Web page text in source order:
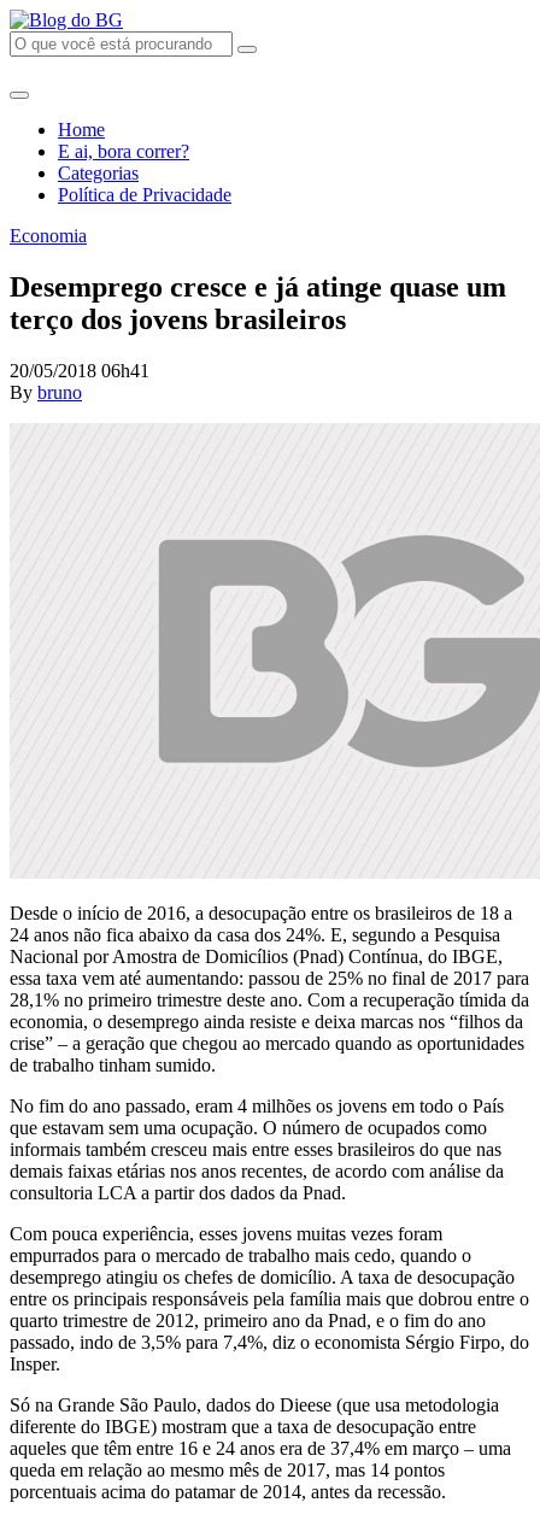
Home
E ai, bora correr?
Categorias
Política de Privacidade
Economia
Desemprego cresce e já atinge quase um
terço dos jovens brasileiros
20/05/2018 06h41
By bruno
Desde o início de 2016, a desocupação entre os brasileiros de 18 a
24 anos não fica abaixo da casa dos 24%. E, segundo a Pesquisa
Nacional por Amostra de Domicílios (Pnad) Contínua, do IBGE,
essa taxa vem até aumentando: passou de 25% no final de 2017 para
28,1% no primeiro trimestre deste ano. Com a recuperação tímida da
economia, o desemprego ainda resiste e deixa marcas nos “filhos da
crise” – a geração que chegou ao mercado quando as oportunidades
de trabalho tinham sumido.
No fim do ano passado, eram 4 milhões os jovens em todo o País
que estavam sem uma ocupação. O número de ocupados como
informais também cresceu mais entre esses brasileiros do que nas
demais faixas etárias nos anos recentes, de acordo com análise da
consultoria LCA a partir dos dados da Pnad.
Com pouca experiência, esses jovens muitas vezes foram
empurrados para o mercado de trabalho mais cedo, quando o
desemprego atingiu os chefes de domicílio. A taxa de desocupação
entre os principais responsáveis pela família mais que dobrou entre o
quarto trimestre de 2012, primeiro ano da Pnad, e o fim do ano
passado, indo de 3,5% para 7,4%, diz o economista Sérgio Firpo, do
Insper.
Só na Grande São Paulo, dados do Dieese (que usa metodologia
diferente do IBGE) mostram que a taxa de desocupação entre
aqueles que têm entre 16 e 24 anos era de 37,4% em março – uma
queda em relação ao mesmo mês de 2017, mas 14 pontos
porcentuais acima do patamar de 2014, antes da recessão.